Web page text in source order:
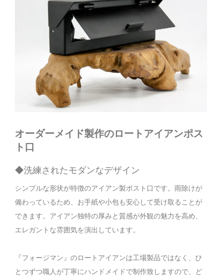
オーダーメイド製作のロートアイアンポス
ト口
◆洗練されたモダンなデザイン
シンプルな形状が特徴のアイアン製ポスト口です。雨除けが
備わっているため、お手紙や小包も安心して受け取ることが
できます。アイアン独特の厚みと質感が外観の魅力を高め、
エレガントな雰囲気を演出しています。
『フォージマン』のロートアイアンは工場製品ではなく、ひ
とつずつ職人が丁寧にハンドメイドで制作致しますので、ど